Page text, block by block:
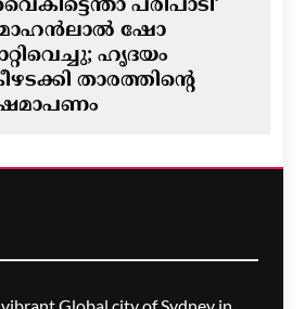
പരിപാടി’
ഷോ
ഹൃദയം
താരത്തിന്റെ
Global city of Sydney in